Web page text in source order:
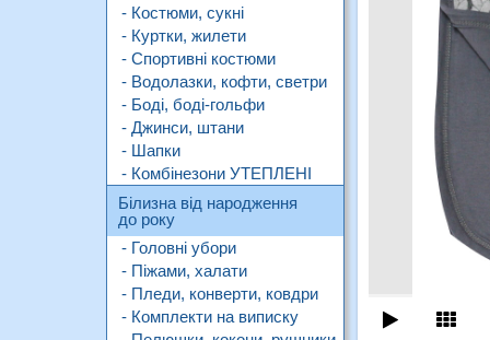
- Костюми, сукні
- Куртки, жилети
- Спортивні костюми
- Водолазки, кофти, светри
- Боді, боді-гольфи
- Джинси, штани
- Шапки
- Комбінезони УТЕПЛЕНІ
Білизна від народження
до року
- Головні убори
- Піжами, халати
- Пледи, конверти, ковдри
- Комплекти на виписку